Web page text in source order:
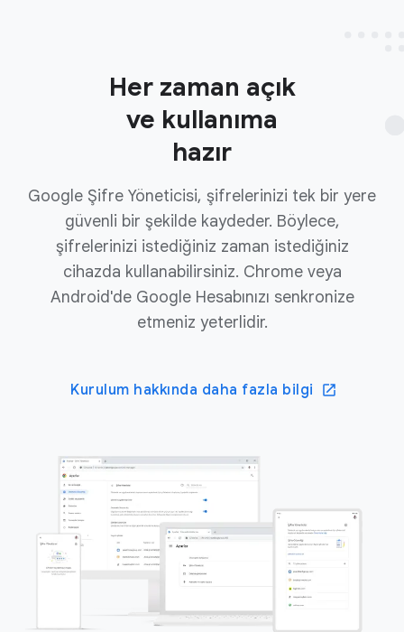
Her zaman açık
ve kullanıma
hazır
Google Şifre Yöneticisi, şifrelerinizi tek bir yere
güvenli bir şekilde kaydeder. Böylece,
şifrelerinizi istediğiniz zaman istediğiniz
cihazda kullanabilirsiniz. Chrome veya
Android'de Google Hesabınızı senkronize
etmeniz yeterlidir.
Kurulum hakkında daha fazla bilgi